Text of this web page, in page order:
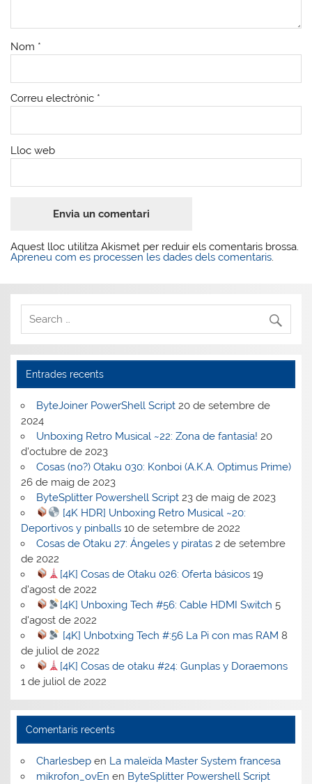
Nom *
Correu electrònic *
Lloc web
Aquest lloc utilitza Akismet per reduir els comentaris brossa.
Apreneu com es processen les dades dels comentaris.
Entrades recents
ByteJoiner PowerShell Script 20 de setembre de
2024
Unboxing Retro Musical ~22: Zona de fantasía! 20
d'octubre de 2023
Cosas (no?) Otaku 030: Konboi (A.K.A. Optimus Prime)
26 de maig de 2023
ByteSplitter Powershell Script 23 de maig de 2023
[4K HDR] Unboxing Retro Musical ~20:
Deportivos y pinballs 10 de setembre de 2022
Cosas de Otaku 27: Ángeles y piratas 2 de setembre
de 2022
[4K] Cosas de Otaku 026: Oferta básicos 19
d'agost de 2022
[4K] Unboxing Tech #56: Cable HDMI Switch 5
d'agost de 2022
[4K] Unbotxing Tech #:56 La Pi con mas RAM 8
de juliol de 2022
[4K] Cosas de otaku #24: Gunplas y Doraemons
1 de juliol de 2022
Comentaris recents
Charlesbepen La maleïda Master System francesa
mikrofon_ovEn en ByteSplitter Powershell Script